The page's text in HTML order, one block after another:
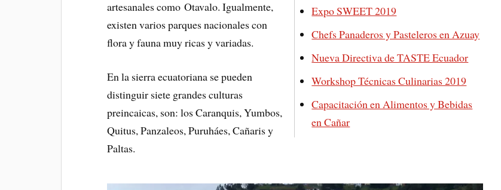
Expo SWEET 2019
Chefs Panaderos y Pasteleros en Azuay
Nueva Directiva de TASTE Ecuador
Workshop Técnicas Culinarias 2019
Capacitación en Alimentos y Bebidas
en Cañar
artesanales como Otavalo. Igualmente,
existen varios parques nacionales con
flora y fauna muy ricas y variadas.
En la sierra ecuatoriana se pueden
distinguir siete grandes culturas
preincaicas, son: los Caranquis, Yumbos,
Quitus, Panzaleos, Puruháes, Cañaris y
Paltas.